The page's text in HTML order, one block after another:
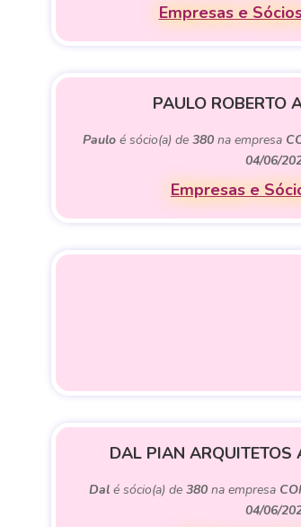
Empresas e
PAULO ROBERTO
Paulo é sócio(a) de380 na empresa
04/06/
Empresas e
DAL PIAN ARQUITETOS
Dal é sócio(a) de380 na empresa
04/06/